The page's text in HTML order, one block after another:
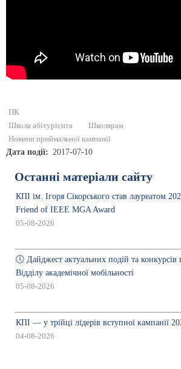
ПК
Школа абітурієнта
Школярам
Новини приймальної кампанії
Дата події 2017-07-10
Останні матеріали сайту
КПІ ім. Ігоря Сікорського став лауреатом
Friend of IEEE MGA Award
05-08-2026
🕔 Дайджест актуальних подій та конкурсів
Відділу академічної мобільності
05-08-2026
КПІ — у трійці лідерів вступної кампанії
04-08-2026